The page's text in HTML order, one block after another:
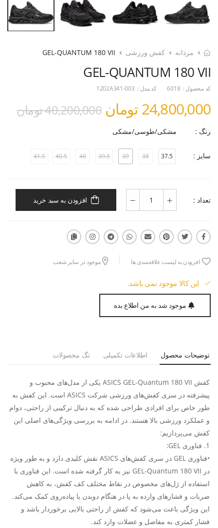
مردانه کفش ورزشی GEL-QUANTUM 180 VII
GEL-QUANTUM 180 VII
کد محصول : 6018 کد مدل : 1202A341-003
24,800,000 تومان 40,200,000 تومان
رنگ : مشکی/طوسی/مشکی
سایز : 37.5
38
39
39.5
40
40.5
41.5
تعداد : افزودن به سبد خرید
افزودن به لیست علاقه‌مندی ها موجود در سایر شعب
این کالا موجود نمی باشد.
موجود شد به من اطلاع بده
توضیحات محصول اطلاعات تکمیلی تگ محصولات
کفش ASICS GEL-Quantum 180 VII یکی از مدل‌های محبوب و
پیشرفته در سری کفش‌های ورزشی شرکت ASICS است. این کفش به
طور خاص برای افرادی طراحی شده که به دنبال ترکیبی از راحتی، دوام
و عملکرد ورزشی بالا هستند. در ادامه به بررسی ویژگی‌های اصلی این
کفش می‌پردازیم:
1. فناوری GEL:
•فناوری GEL در سری کفش‌های ASICS نقش کلیدی دارد و به طور ویژه
در GEL-Quantum 180 VII نیز به کار گرفته شده است. این فناوری با
استفاده از ژل‌های مخصوص در نقاط مختلف کف کفش، به کاهش
ضربات و فشارهای وارده به پا در هنگام دویدن یا پیاده‌روی کمک می‌کند.
این ویژگی باعث می‌شود که کفش از راحتی بالایی برخوردار باشد و
فشار کمتری به مفاصل و عضلات وارد کند.